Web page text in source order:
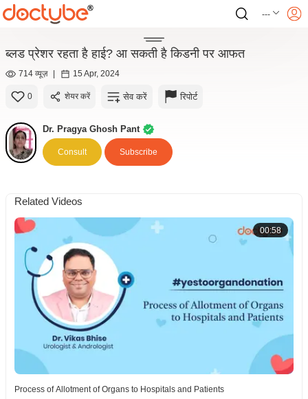
---
ब्लड प्रेशर रहता है हाई? आ सकती है किडनी पर आफत
714 व्यूज़ | 15 Apr, 2024
0 शेयर करें सेव करें रिपोर्ट
Dr. Pragya Ghosh Pant
Consult Subscribe
Related Videos
00:58
Process of Allotment of Organs to Hospitals and Patients